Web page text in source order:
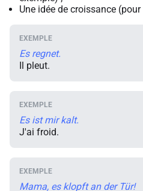
Une idée de croissance
Es regnet.
Il pleut.
Es ist mir kalt.
J'ai froid.
Mama, es klopft an der Tür!